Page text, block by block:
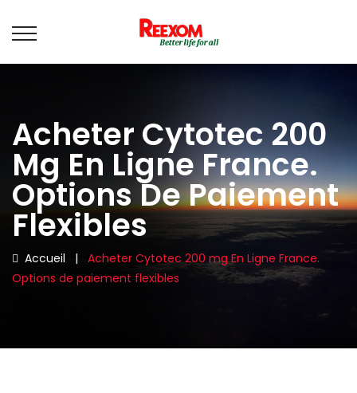
Acheter Cytotec 200
Mg En Ligne France.
Options De Paiement
Flexibles
Accueil |
Acheter Cytotec 200 mg En Ligne France.
Options de paiement flexibles